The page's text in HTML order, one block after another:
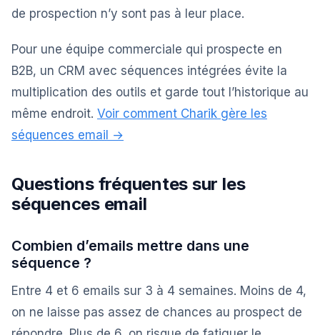
de prospection n’y sont pas à leur place.
Pour une équipe commerciale qui prospecte en
B2B, un CRM avec séquences intégrées évite la
multiplication des outils et garde tout l’historique au
même endroit. Voir comment Charik gère les
séquences email →
Questions fréquentes sur les
séquences email
Combien d’emails mettre dans une
séquence ?
Entre 4 et 6 emails sur 3 à 4 semaines. Moins de 4,
on ne laisse pas assez de chances au prospect de